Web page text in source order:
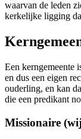
waarvan de leden
kerkelijke ligging
Een kerngemeente
en dus een eigen
ouderling, en kan
die een predikant
Missionaire